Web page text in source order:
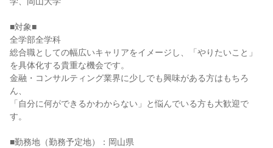
■対象■
全学部全学科
総合職としての幅広いキャリアをイメージし、「やりたいこと」
を具体化する貴重な機会です。
金融・コンサルティング業界に少しでも興味がある方はもちろ
ん、
「自分に何ができるかわからない」と悩んでいる方も大歓迎で
す。
■勤務地（勤務予定地）：岡山県